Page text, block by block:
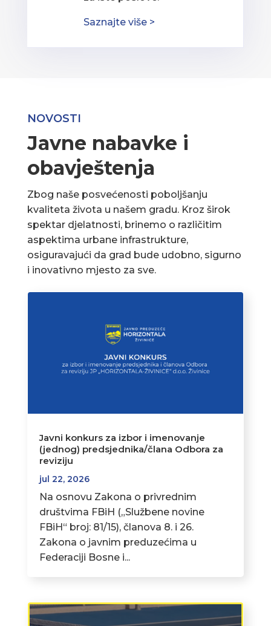
Saznajte više >
NOVOSTI
Javne nabavke i
obavještenja
Zbog naše posvećenosti poboljšanju
kvaliteta života u našem gradu. Kroz širok
spektar djelatnosti, brinemo o različitim
aspektima urbane infrastrukture,
osiguravajući da grad bude udobno, sigurno
i inovativno mjesto za sve.
Javni konkurs za izbor i imenovanje
(jednog) predsjednika/člana Odbora za
reviziju
jul 22, 2026
Na osnovu Zakona o privrednim
društvima FBiH („Službene novine
FBiH“ broj: 81/15), članova 8. i 26.
Zakona o javnim preduzećima u
Federaciji Bosne i...